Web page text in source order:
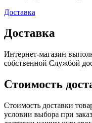
Доставка
Доставка
Интернет-магазин
собственной Службой
Стоимость
Стоимость доставки
условии выбора при